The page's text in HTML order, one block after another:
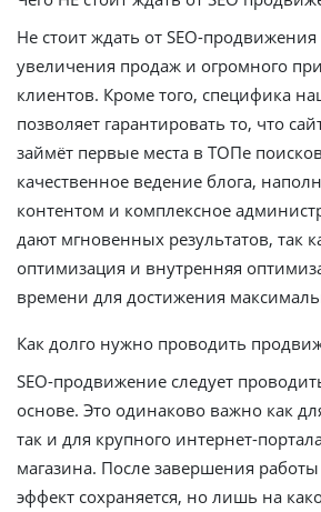
Не стоит ждать от SEO-
увеличения продаж и огромного
клиентов. Кроме того, специфика
позволяет гарантировать то, что
займёт первые места в ТОПе
качественное ведение блога,
контентом и комплексное
дают мгновенных результатов, так
оптимизация и внутренняя
времени для достижения
Как долго нужно проводить
SEO-продвижение следует
основе. Это одинаково важно как
так и для крупного интернет-
магазина. После завершения
эффект сохраняется, но лишь на